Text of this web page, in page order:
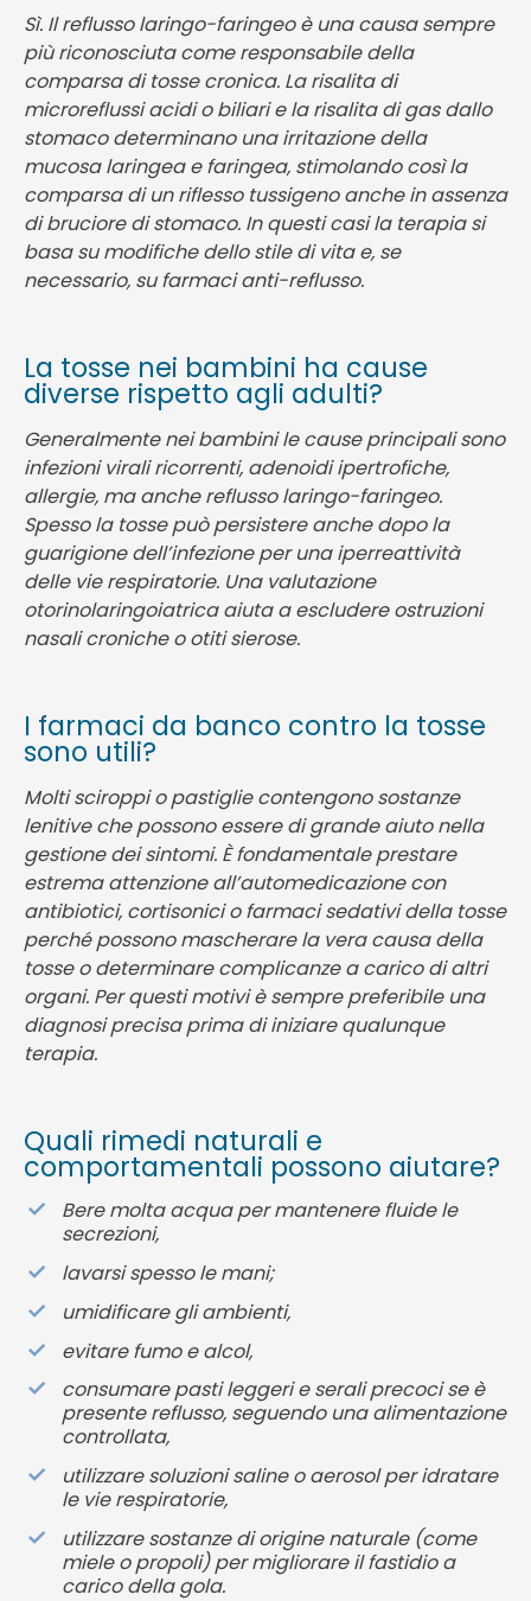
Sì. Il reflusso laringo-faringeo è una causa sempre
più riconosciuta come responsabile della
comparsa di tosse cronica. La risalita di
microreflussi acidi o biliari e la risalita di gas dallo
stomaco determinano una irritazione della
mucosa laringea e faringea, stimolando così la
comparsa di un riflesso tussigeno anche in assenza
di bruciore di stomaco. In questi casi la terapia si
basa su modifiche dello stile di vita e, se
necessario, su farmaci anti-reflusso.
La tosse nei bambini ha cause
diverse rispetto agli adulti?
Generalmente nei bambini le cause principali sono
infezioni virali ricorrenti, adenoidi ipertrofiche,
allergie, ma anche reflusso laringo-faringeo.
Spesso la tosse può persistere anche dopo la
guarigione dell’infezione per una iperreattività
delle vie respiratorie. Una valutazione
otorinolaringoiatrica aiuta a escludere ostruzioni
nasali croniche o otiti sierose.
I farmaci da banco contro la tosse
sono utili?
Molti sciroppi o pastiglie contengono sostanze
lenitive che possono essere di grande aiuto nella
gestione dei sintomi. È fondamentale prestare
estrema attenzione all’automedicazione con
antibiotici, cortisonici o farmaci sedativi della tosse
perché possono mascherare la vera causa della
tosse o determinare complicanze a carico di altri
organi. Per questi motivi è sempre preferibile una
diagnosi precisa prima di iniziare qualunque
terapia.
Quali rimedi naturali e
comportamentali possono aiutare?
Bere molta acqua per mantenere fluide le
secrezioni,
lavarsi spesso le mani;
umidificare gli ambienti,
evitare fumo e alcol,
consumare pasti leggeri e serali precoci se è
presente reflusso, seguendo una alimentazione
controllata,
utilizzare soluzioni saline o aerosol per idratare
le vie respiratorie,
utilizzare sostanze di origine naturale (come
miele o propoli) per migliorare il fastidio a
carico della gola.